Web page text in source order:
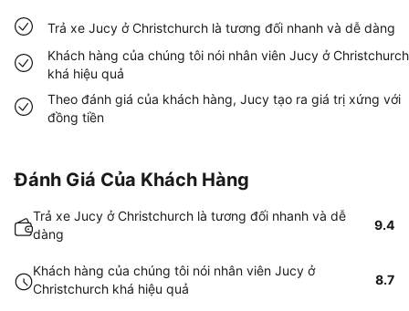
Trả xe Jucy ở Christchurch là tương đối nhanh và dễ dàng
Khách hàng của chúng tôi nói nhân viên Jucy ở Christchurch
khá hiệu quả
Theo đánh giá của khách hàng, Jucy tạo ra giá trị xứng với
đồng tiền
Đánh Giá Của Khách Hàng
Trả xe Jucy ở Christchurch là tương đối nhanh và dễ
dàng
9.4
Khách hàng của chúng tôi nói nhân viên Jucy ở
Christchurch khá hiệu quả
8.7